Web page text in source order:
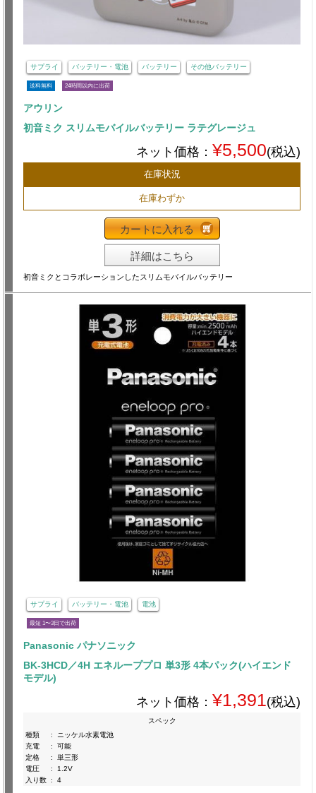
サプライ バッテリー・電池 バッテリー その他バッテリー
送料無料 24時間以内に出荷
アウリン
初音ミク スリムモバイルバッテリー ラテグレージュ
ネット価格： ¥5,500(税込)
在庫状況
在庫わずか
カートに入れる
詳細はこちら
初音ミクとコラボレーションしたスリムモバイルバッテリー
サプライ バッテリー・電池 電池
最短 1〜3日で出荷
Panasonic パナソニック
BK-3HCD／4H エネループプロ 単3形 4本パック(ハイエンド
モデル)
ネット価格： ¥1,391(税込)
スペック
種類
:
ニッケル水素電池
充電
:
可能
定格
:
単三形
電圧
:
1.2V
入り数 : 4